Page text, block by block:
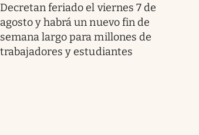
Decretan feriado el viernes 7 de
agosto y habrá un nuevo fin de
semana largo para millones de
trabajadores y estudiantes